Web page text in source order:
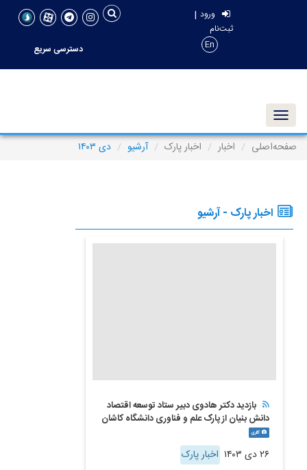
ورود |
ثبت‌نام
En
دسترسی سریع
Toggle navigation
صفحه‌اصلی
اخبار اخبار پارک آرشیو دی ۱۴۰۳
اخبار پارک - آرشیو
بازدید دکتر هادوی دبیر ستاد توسعه اقتصاد
دانش بنیان از پارک علم و فناوری دانشگاه کاشان
گالری
۲۶ دی ۱۴۰۳ اخبار پارک